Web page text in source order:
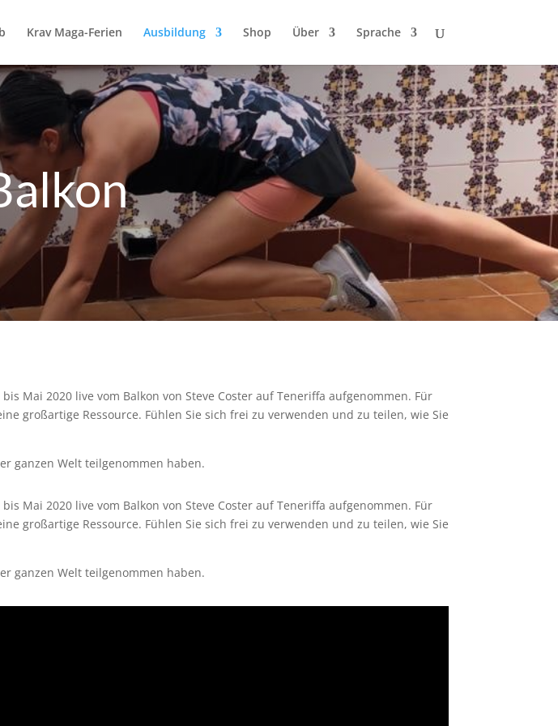
Krav Maga-Ferien Ausbildung Shop Über Sprache
Mai 2020 live vom Balkon von Steve Coster auf Teneriffa aufgenommen. Für
großartige Ressource. Fühlen Sie sich frei zu verwenden und zu teilen, wie Sie
ganzen Welt teilgenommen haben.
Mai 2020 live vom Balkon von Steve Coster auf Teneriffa aufgenommen. Für
großartige Ressource. Fühlen Sie sich frei zu verwenden und zu teilen, wie Sie
ganzen Welt teilgenommen haben.